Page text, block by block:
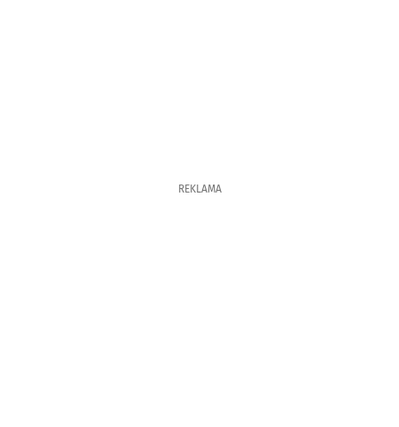
REKLAMA